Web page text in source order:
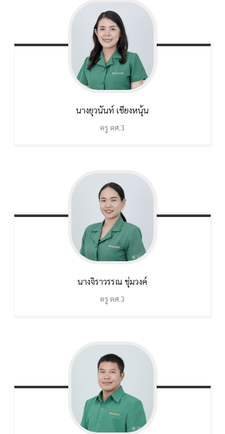
นางยุวนันท์ เชียงหนุ้น
ครู คศ.3
นางจิราวรรณ ชุ่มวงค์
ครู คศ.3